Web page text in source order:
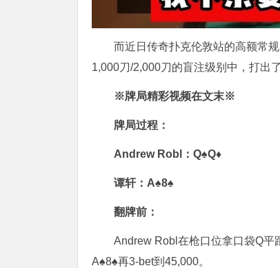
而近日传奇扑克伦敦站的高额常
1,000刀/2,000刀的盲注级别中，打出
※牌局精彩视频在文末※
牌局过程：
Andrew Robl：Q♠Q♦
谭轩：A♠8♠
翻牌前：
Andrew Robl在枪口位拿口袋Q平
A♠8♠再3-bet到45,000。